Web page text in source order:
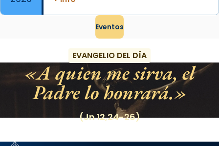
Eventos
EVANGELIO DEL DÍA
A quien me sirva, el
Padre lo honrará.
(Jn 12,24-26)